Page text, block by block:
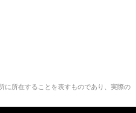
所在することを表すものであり、実際の